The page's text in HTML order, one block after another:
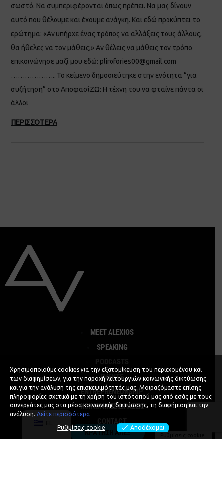
σωστό. Να συμπεριφέρονται όπως πρέπει. Να μας δίνουν
αυτό που θέλουμε και έχουμε ανάγκη. Και εδώ προκύπτει το
ερώτημα: «Αν υπήρχε ένας τρόπος να αλλάξεις τους άλλους,
θα ήθελες να τον μάθεις;» Αν θέλεις να μάθεις τον τρόπο
επικοινώνησε μαζί μου εδώ: plirofories00@gmail.com
……………….. Το κείμενο δημοσιεύτηκε στην ενότητα “για
συζήτηση” στο ΑποφασίΖΩ: Η τέχνη του να φταίνε πάντα οι
άλλοι
ΠΕΡΙΣΣΟΤΕΡΑ
MEET ALEXIOS
SPEAKING
EVENTS
ENTREPRENEURSHIP
ΚΟΙΝΩΝΙΚΕΣ ΔΡΑΣΕΙΣ
CONTACT
ΚΡΑΤΗΣΗ ΑΛΕΞ
Χρησιμοποιούμε cookies για την εξατομίκευση του περιεχομένου και
των διαφημίσεων, για την παροχή λειτουργιών κοινωνικής δικτύωσης
και για την ανάλυση της επισκεψιμότητάς μας. Μοιραζόμαστε επίσης
πληροφορίες σχετικά με τη χρήση του ιστότοπού μας από εσάς με τους
συνεργάτες μας στα μέσα κοινωνικής δικτύωσης, τη διαφήμιση και την
ανάλυση. Δείτε περισσότερα
Ρυθμίσεις cookie Αποδέχομαι